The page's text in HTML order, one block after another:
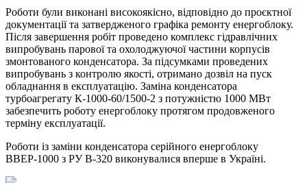
Роботи були виконані високоякісно, ​​відповідно до проєктної
документації та затвердженого графіка ремонту енергоблоку.
Після завершення робіт проведено комплекс гідравлічних
випробувань парової та охолоджуючої частини корпусів
змонтованого конденсатора. За підсумками проведених
випробувань з контролю якості, отримано дозвіл на пуск
обладнання в експлуатацію. Заміна конденсатора
турбоагрегату К-1000-60/1500-2 з потужністю 1000 МВт
забезпечить роботу енергоблоку протягом продовженого
терміну експлуатації.
Роботи із заміни конденсатора серійного енергоблоку
ВВЕР-1000 з РУ В-320 виконувалися вперше в Україні.